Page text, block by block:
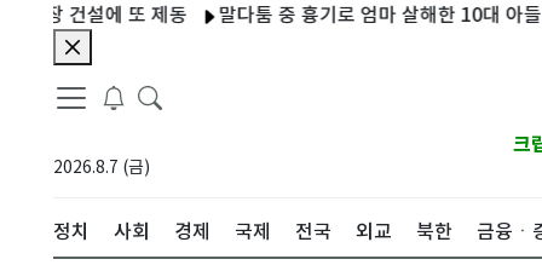
에 또 제동 말다툼 중 흉기로 엄마 살해한 10대 아들…현행범
2026.8.7 (금)
크
정치 사회 경제 국제 전국 외교 북한 금융ㆍ